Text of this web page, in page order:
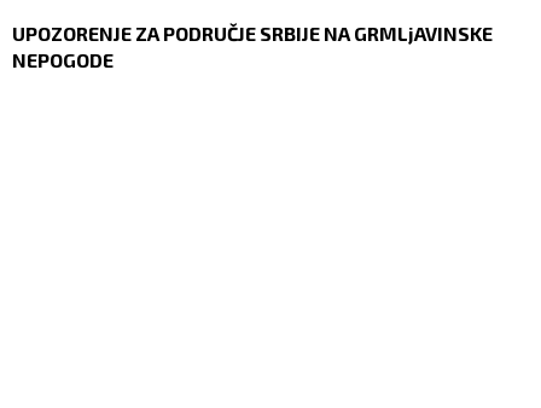
UPOZORENJE ZA PODRUČJE SRBIJE NA GRMLјAVINSKE
NEPOGODE